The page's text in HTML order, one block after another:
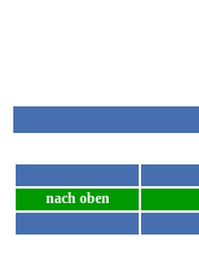
nach oben